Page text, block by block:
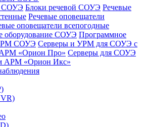
СОУЭ Блоки речевой СОУЭ Речевые
Речевые оповещатели
оповещатели всепогодные
оборудование СОУЭ Программное
СОУЭ Серверы и УРМ для СОУЭ с
«Орион Про» Серверы для СОУЭ
АРМ «Орион Икс»